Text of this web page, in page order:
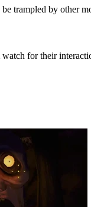
trampled by other
watch for their